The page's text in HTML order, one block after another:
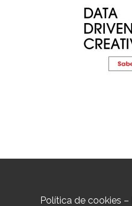
Política de cookies –